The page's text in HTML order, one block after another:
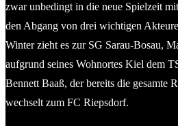
zwar unbedingt in die neue Spielzeit
den Abgang von drei wichtigen
Winter zieht es zur SG Sarau-Bosau,
aufgrund seines Wohnortes Kiel dem
Bennett Baaß, der bereits die gesamte
wechselt zum FC Riepsdorf.